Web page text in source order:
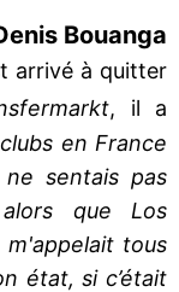
Bouanga
arrivé à quitter
, il a
en France
sentais pas
que Los
tous
état, si c’était